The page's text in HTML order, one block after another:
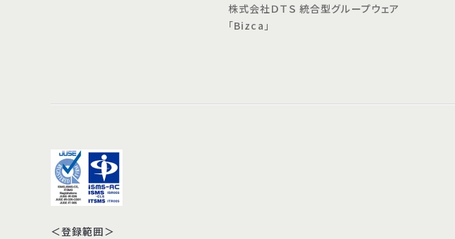
株式会社ＤＴＳ 統合型グループウェア
「Bizca」
＜登録範囲＞